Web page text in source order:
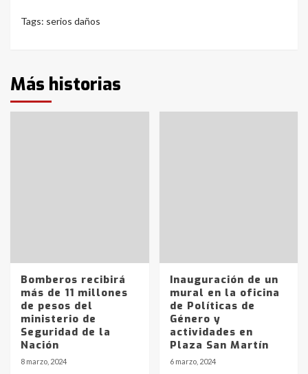
Tags: serios daños
Más historias
Bomberos recibirá
más de 11 millones
de pesos del
ministerio de
Seguridad de la
Nación
8 marzo, 2024
Inauguración de un
mural en la oficina
de Políticas de
Género y
actividades en
Plaza San Martín
6 marzo, 2024